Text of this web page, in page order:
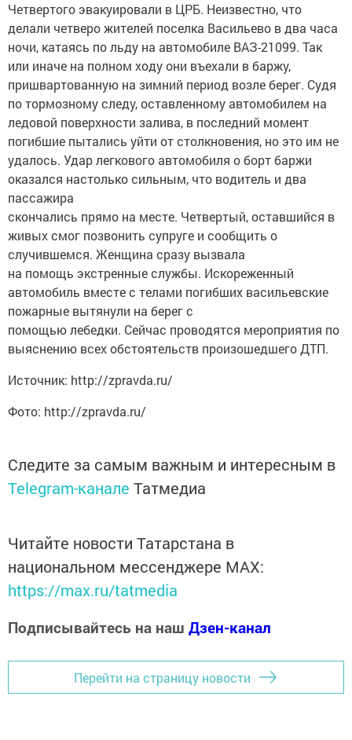
Четвертого эвакуировали в ЦРБ. Неизвестно, что
делали четверо жителей поселка Васильево в два часа
ночи, катаясь по льду на автомобиле ВАЗ-21099. Так
или иначе на полном ходу они въехали в баржу,
пришвартованную на зимний период возле берег. Судя
по тормозному следу, оставленному автомобилем на
ледовой поверхности залива, в последний момент
погибшие пытались уйти от столкновения, но это им не
удалось. Удар легкового автомобиля о борт баржи
оказался настолько сильным, что водитель и два
пассажира
скончались прямо на месте. Четвертый, оставшийся в
живых смог позвонить супруге и сообщить о
случившемся. Женщина сразу вызвала
на помощь экстренные службы. Искореженный
автомобиль вместе с телами погибших васильевские
пожарные вытянули на берег с
помощью лебедки. Сейчас проводятся мероприятия по
выяснению всех обстоятельств произошедшего ДТП.
Источник: http://zpravda.ru/
Фото: http://zpravda.ru/
Следите за самым важным и интересным в
Telegram-канале Татмедиа
Читайте новости Татарстана в
национальном мессенджере MАХ:
https://max.ru/tatmedia
Подписывайтесь на наш Дзен-канал
Перейти на страницу новости